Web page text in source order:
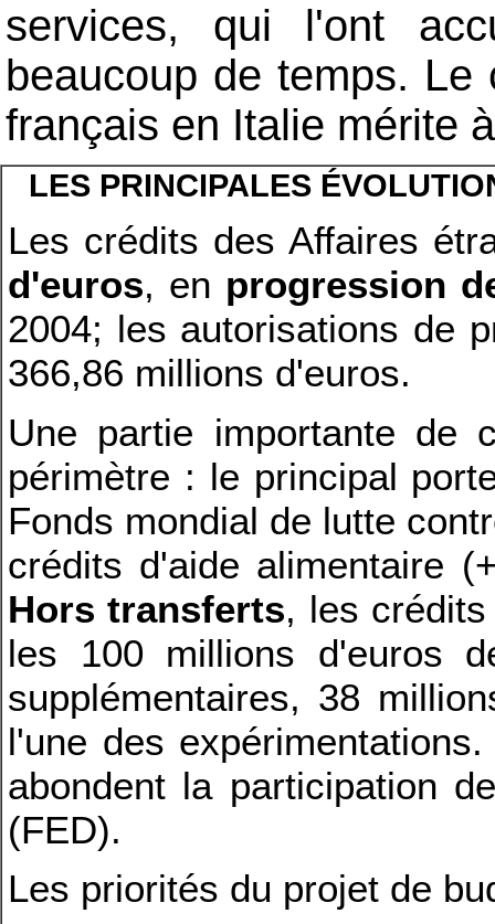
services, qui l'ont
beaucoup de temps.
français en Italie mérite
LES PRINCIPALES
Les crédits des Affaires
d'euros, en progression
2004; les autorisations de
366,86 millions d'euros.
Une partie importante de
périmètre : le principal
Fonds mondial de lutte
crédits d'aide alimentaire
Hors transferts, les
les 100 millions d'euros
supplémentaires, 38
l'une des
abondent la participation
(FED).
Les priorités du projet de